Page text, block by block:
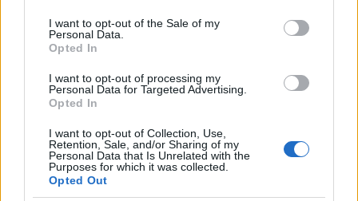
I want to opt-out of the Sale of my
Personal Data.
Opted In
I want to opt-out of processing my
Personal Data for Targeted Advertising.
Opted In
I want to opt-out of Collection, Use,
Retention, Sale, and/or Sharing of my
Personal Data that Is Unrelated with the
Purposes for which it was collected.
Opted Out
Per avere il potenziale per realizzare i tuoi
se hai un’idea abbastanza chiara di ciò che vuoi
ottenere con i tuoi soldi, il consulente giusto può
aiutarti a capire meglio e stabilire le priorità come
potresti arrivarci, incluso aiutarti a riconoscere
eventuali compromessi che potresti dover fare in
base al tuo finanze, orizzonte temporale,